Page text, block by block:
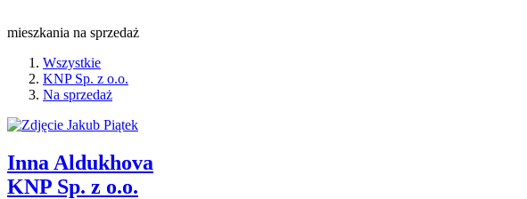
mieszkania na sprzedaż
Wszystkie
KNP Sp. z o.o.
Na sprzedaż
Inna Aldukhova
KNP Sp. z o.o.